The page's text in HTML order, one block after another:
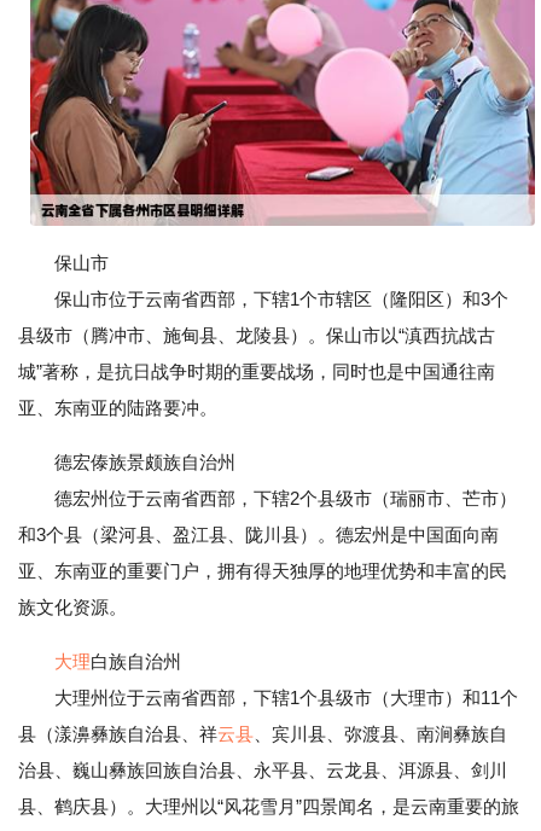
保山市
保山市位于云南省西部，下辖1个市辖区（隆阳区）和3个
县级市（腾冲市、施甸县、龙陵县）。保山市以“滇西抗战古
城”著称，是抗日战争时期的重要战场，同时也是中国通往南
亚、东南亚的陆路要冲。
德宏傣族景颇族自治州
德宏州位于云南省西部，下辖2个县级市（瑞丽市、芒市）
和3个县（梁河县、盈江县、陇川县）。德宏州是中国面向南
亚、东南亚的重要门户，拥有得天独厚的地理优势和丰富的民
族文化资源。
大理白族自治州
大理州位于云南省西部，下辖1个县级市（大理市）和11个
县（漾濞彝族自治县、祥云县 、宾川县、弥渡县、南涧彝族自
治县、巍山彝族回族自治县、永平县、云龙县、洱源县、剑川
县、鹤庆县）。大理州以“风花雪月”四景闻名，是云南重要的旅